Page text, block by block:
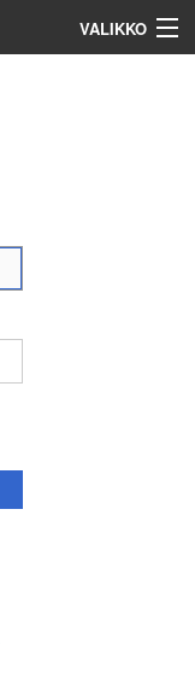
VALIKKO